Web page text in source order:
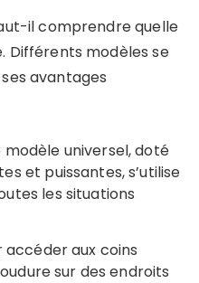
il comprendre quelle
Différents modèles se
avantages
modèle universel, doté
et puissantes, s’utilise
les situations
aux coins
sur des endroits